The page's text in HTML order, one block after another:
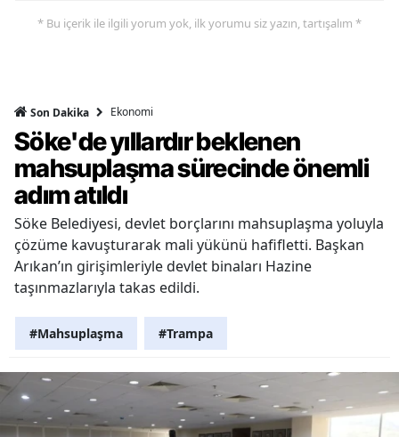
* Bu içerik ile ilgili yorum yok, ilk yorumu siz yazın, tartışalım *
Son Dakika Ekonomi
Söke'de yıllardır beklenen
mahsuplaşma sürecinde önemli
adım atıldı
Söke Belediyesi, devlet borçlarını mahsuplaşma yoluyla
çözüme kavuşturarak mali yükünü hafifletti. Başkan
Arıkan’ın girişimleriyle devlet binaları Hazine
taşınmazlarıyla takas edildi.
#Mahsuplaşma #Trampa